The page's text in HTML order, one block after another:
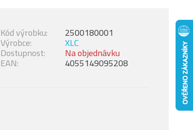
Dostupnost: Na objednávku
Výrobce: XLC
Kód výrobku: 2500180001
EAN: 4055149095208